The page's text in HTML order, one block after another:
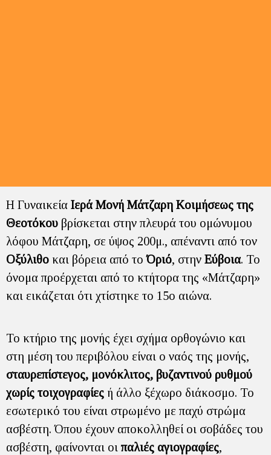
Η Γυναικεία Ιερά Μονή Μάτζαρη Κοιμήσεως της
Θεοτόκου βρίσκεται στην πλευρά του ομώνυμου
λόφου Μάτζαρη, σε ύψος 200μ., απέναντι από τον
Οξύλιθο και βόρεια από τοΌριό, στην Εύβοια. Το
όνομα προέρχεται από το κτήτορα της «Μάτζαρη»
και εικάζεται ότι χτίστηκε το 15ο αιώνα.
Το κτήριο της μονής έχει σχήμα ορθογώνιο και
στη μέση του περιβόλου είναι ο ναός της μονής,
σταυρεπίστεγος, μονόκλιτος, βυζαντινού ρυθμού
χωρίς τοιχογραφίες ή άλλο ξέχωρο διάκοσμο. Το
εσωτερικό του είναι στρωμένο με παχύ στρώμα
ασβέστη. Όπου έχουν αποκολληθεί οι σοβάδες του
ασβέστη, φαίνονται οι παλιές αγιογραφίες,